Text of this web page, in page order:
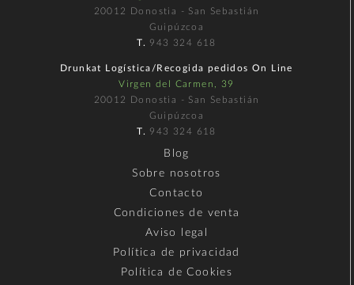
20012 Donostia - San Sebastián
Guipúzcoa
T. 943 324 618
Drunkat Logística/Recogida pedidos On Line
Virgen del Carmen, 39
20012 Donostia - San Sebastián
Guipúzcoa
T. 943 324 618
Blog
Sobre nosotros
Contacto
Condiciones de venta
Aviso legal
Política de privacidad
Política de Cookies